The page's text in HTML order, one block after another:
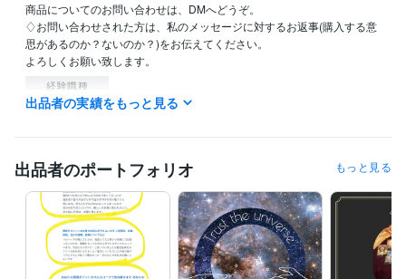
商品についてのお問い合わせは、DMへどうぞ。
♢お問い合わせされた方は、私のメッセージに対するお返事(購入する意
思があるのか？ないのか？)をお伝えてください。
よろしくお願い致します。
経験職種
ライフスタイル・その他 / 占い師
ライフスタイル・その他 / マッサージ師・セラピスト
経験年数 : 16
ライフスタイル・その他 / カウンセラー・コーチ 経験年数 : 16年
受賞歴
河野一郎賞
資格・検定
出品者の実績をもっと見る
出品者のポートフォリオ もっと見る